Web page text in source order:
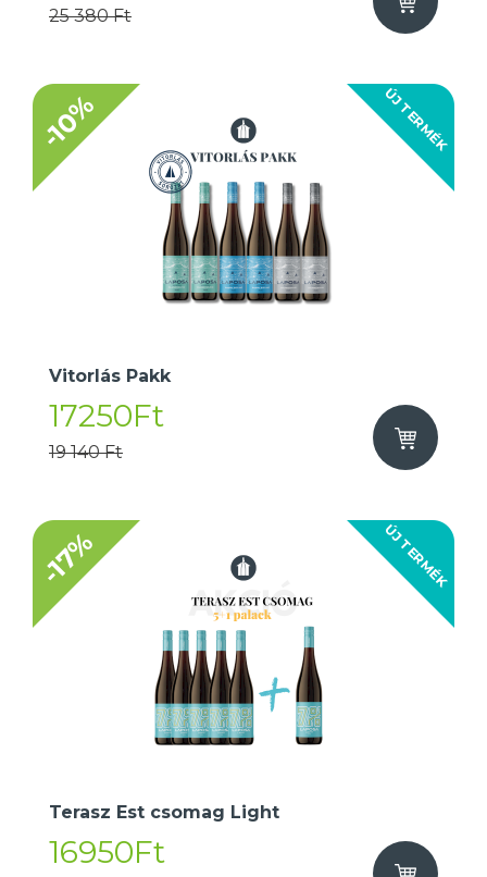
25 380 Ft
ÚJ TERMÉK
-10%
Vitorlás Pakk
17250Ft
19 140 Ft
ÚJ TERMÉK
-17%
Terasz Est csomag Light
16950Ft